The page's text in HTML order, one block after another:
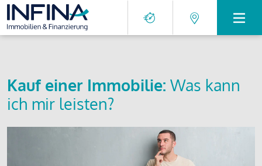
Kauf einer Immobilie: Was kann
ich mir leisten?